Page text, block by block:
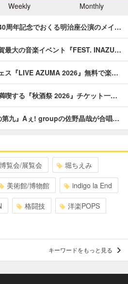
Weekly Monthly
周年記念でおくる明治座公演のメイ…
最大の音楽イベント『FEST. INAZU…
ス『LIVE AZUMA 2026』無料で楽…
喫する『秋酒祭 2026』チケット一…
第九』Aぇ! groupの佐野晶哉が合唱…
覧会/展覧会 堀ちえみ
美術館/博物館 indigo la End
格闘技 洋楽POPS
キーワードをもっと見る